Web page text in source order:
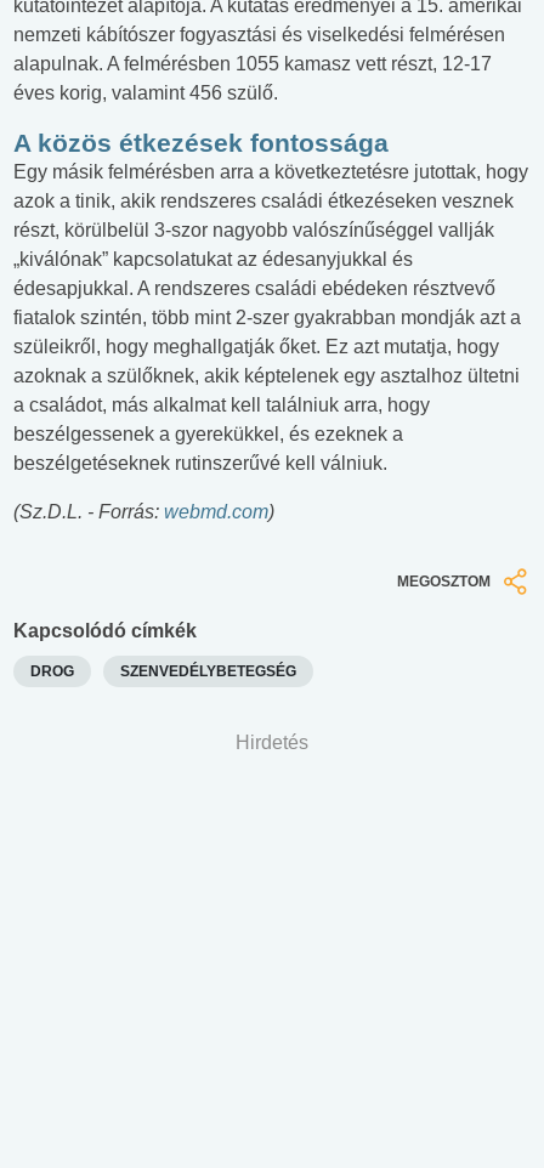
kutatóintézet alapítója. A kutatás eredményei a 15. amerikai
nemzeti kábítószer fogyasztási és viselkedési felmérésen
alapulnak. A felmérésben 1055 kamasz vett részt, 12-17
éves korig, valamint 456 szülő.
A közös étkezések fontossága
Egy másik felmérésben arra a következtetésre jutottak, hogy
azok a tinik, akik rendszeres családi étkezéseken vesznek
részt, körülbelül 3-szor nagyobb valószínűséggel vallják
„kiválónak” kapcsolatukat az édesanyjukkal és
édesapjukkal. A rendszeres családi ebédeken résztvevő
fiatalok szintén, több mint 2-szer gyakrabban mondják azt a
szüleikről, hogy meghallgatják őket. Ez azt mutatja, hogy
azoknak a szülőknek, akik képtelenek egy asztalhoz ültetni
a családot, más alkalmat kell találniuk arra, hogy
beszélgessenek a gyerekükkel, és ezeknek a
beszélgetéseknek rutinszerűvé kell válniuk.
(Sz.D.L. - Forrás: webmd.com)
MEGOSZTOM
Kapcsolódó címkék
DROG SZENVEDÉLYBETEGSÉG
Hirdetés